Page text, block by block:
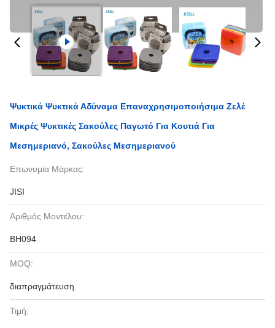
Ψυκτικά Ψυκτικά Αδύναμα Επαναχρησιμοποιήσιμα Ζελέ
Μικρές Ψυκτικές Σακούλες Παγωτό Για Κουτιά Για
Μεσημεριανό, Σακούλες Μεσημεριανού
Επωνυμία Μάρκας:
JISI
Αριθμός Μοντέλου:
BH094
MOQ:
διαπραγμάτευση
Τιμή: